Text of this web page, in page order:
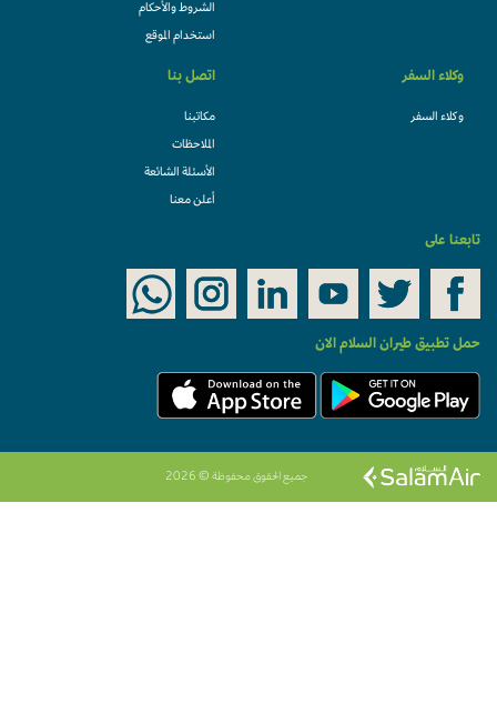
الشروط والأحكام
استخدام الموقع
وكلاء السفر
وكلاء السفر
اتصل بنا
مكاتبنا
الملاحظات
الأسئلة الشائعة
أعلن معنا
تابعنا على
حمل تطبيق طيران السلام الان
جميع الحقوق محفوظة © 2026